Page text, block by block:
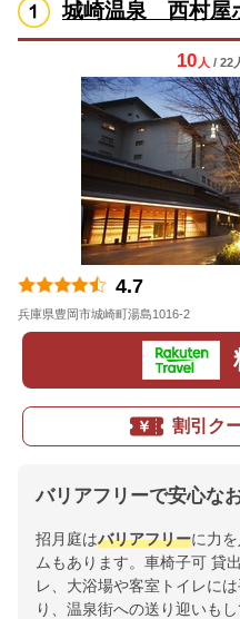
城崎温泉 西村屋
10 人 / 22
4.7
兵庫県豊岡市城崎町湯島1016-2
割引ク
バリアフリーで安心な
招月庭はバリアフリーに力を
ムもあります。車椅子可 貸
レ、大浴場や客室トイレに
り、温泉街への送り迎いも